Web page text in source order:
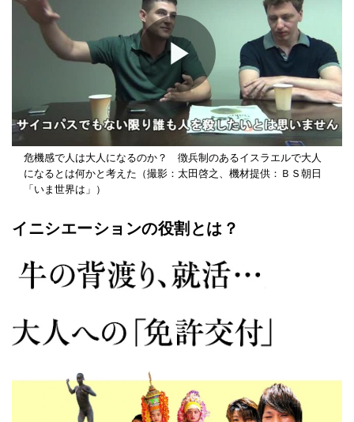
Play
Video
危機感で人は大人になるのか？ 徴兵制のあるイスラエルで大人
になるとは何かと考えた（撮影：太田啓之、機材提供：ＢＳ朝日
「いま世界は」）
イニシエーションの役割とは？